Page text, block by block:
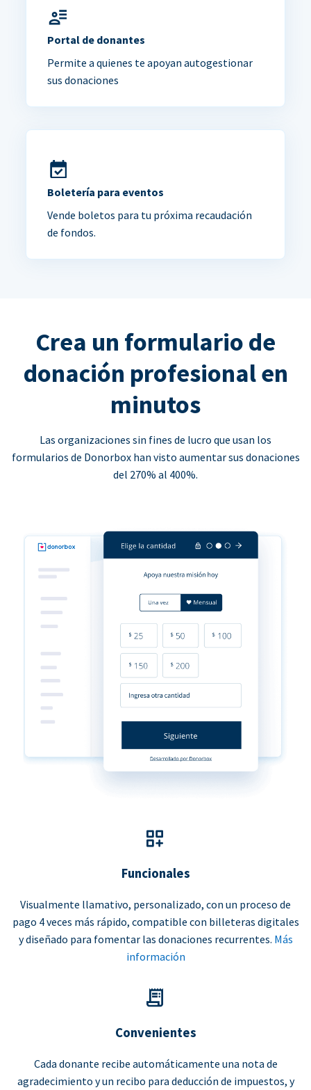
Portal de donantes
Permite a quienes te apoyan autogestionar
sus donaciones
Boletería para eventos
Vende boletos para tu próxima recaudación
de fondos.
Crea un formulario de
donación profesional en
minutos
Las organizaciones sin fines de lucro que usan los
formularios de Donorbox han visto aumentar sus donaciones
del 270% al 400%.
Funcionales
Visualmente llamativo, personalizado, con un proceso de
pago 4 veces más rápido, compatible con billeteras digitales
y diseñado para fomentar las donaciones recurrentes. Más
información
Convenientes
Cada donante recibe automáticamente una nota de
agradecimiento y un recibo para deducción de impuestos, y